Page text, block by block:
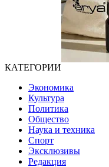
КАТЕГОРИИ
Экономика
Культура
Политика
Общество
Наука и техника
Спорт
Эксклюзивы
Редакция